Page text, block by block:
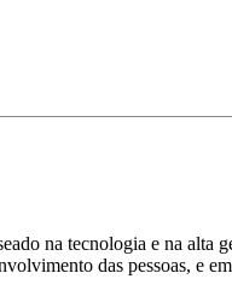
na tecnologia e na alta
das pessoas, e